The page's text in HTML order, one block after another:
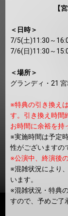
【
＜日時＞
7/5(土)11:30～
7/6(日)11:30～
＜場所＞
グランディ・21
※特典の引き換え
す。引き換え時間
お時間に余裕を持
※実施時間は予定
性がございますの
※公演中、終演後
※混雑状況により
います。
※混雑状況・特典
すので、予めご了